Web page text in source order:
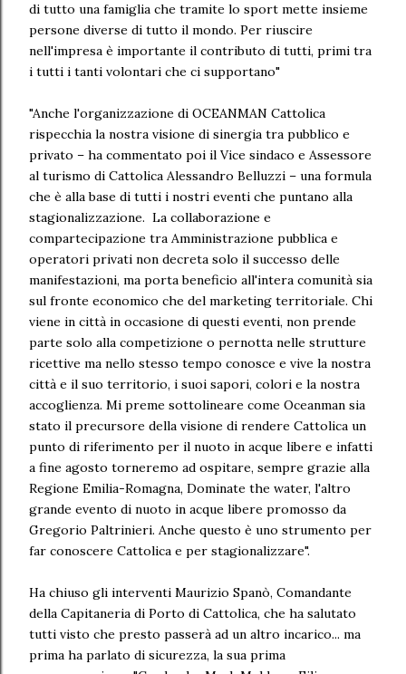
di tutto una famiglia che tramite lo sport mette insieme
persone diverse di tutto il mondo. Per riuscire
nell'impresa è importante il contributo di tutti, primi tra
i tutti i tanti volontari che ci supportano"
"Anche l'organizzazione di OCEANMAN Cattolica
rispecchia la nostra visione di sinergia tra pubblico e
privato – ha commentato poi il Vice sindaco e Assessore
al turismo di Cattolica Alessandro Belluzzi – una formula
che è alla base di tutti i nostri eventi che puntano alla
stagionalizzazione. La collaborazione e
compartecipazione tra Amministrazione pubblica e
operatori privati non decreta solo il successo delle
manifestazioni, ma porta beneficio all'intera comunità sia
sul fronte economico che del marketing territoriale. Chi
viene in città in occasione di questi eventi, non prende
parte solo alla competizione o pernotta nelle strutture
ricettive ma nello stesso tempo conosce e vive la nostra
città e il suo territorio, i suoi sapori, colori e la nostra
accoglienza. Mi preme sottolineare come Oceanman sia
stato il precursore della visione di rendere Cattolica un
punto di riferimento per il nuoto in acque libere e infatti
a fine agosto torneremo ad ospitare, sempre grazie alla
Regione Emilia-Romagna, Dominate the water, l'altro
grande evento di nuoto in acque libere promosso da
Gregorio Paltrinieri. Anche questo è uno strumento per
far conoscere Cattolica e per stagionalizzare".
Ha chiuso gli interventi Maurizio Spanò, Comandante
della Capitaneria di Porto di Cattolica, che ha salutato
tutti visto che presto passerà ad un altro incarico... ma
prima ha parlato di sicurezza, la sua prima